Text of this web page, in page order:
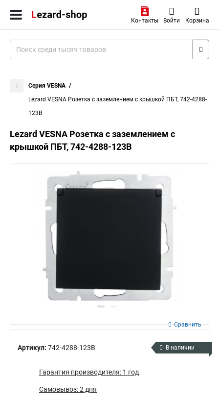
Контакты Войти Корзина
Серия VESNA
Lezard VESNA Розетка с заземлением с крышкой ПБТ, 742-4288-
123B
Lezard VESNA Розетка с заземлением с
крышкой ПБТ, 742-4288-123B
Артикул: 742-4288-123B
Сравнить
В наличии
Гарантия производителя: 1 год
Самовывоз: 2 дня